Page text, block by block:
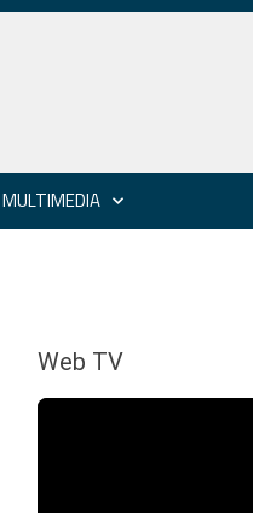
MULTIMEDIA
Web TV